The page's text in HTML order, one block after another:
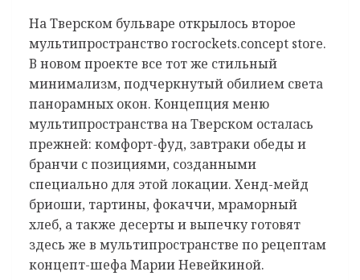
На Тверском бульваре открылось второе
мультипространство rocrockets.concept store.
В новом проекте все тот же стильный
минимализм, подчеркнутый обилием света
панорамных окон. Концепция меню
мультипространства на Тверском осталась
прежней: комфорт-фуд, завтраки обеды и
бранчи с позициями, созданными
специально для этой локации. Хенд-мейд
бриоши, тартины, фокаччи, мраморный
хлеб, а также десерты и выпечку готовят
здесь же в мультипространстве по рецептам
концепт-шефа Марии Невейкиной.